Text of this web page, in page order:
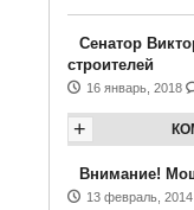
Сенатор
строителей
16 январь, 2018
+
Внимание!
13 февраль, 2014